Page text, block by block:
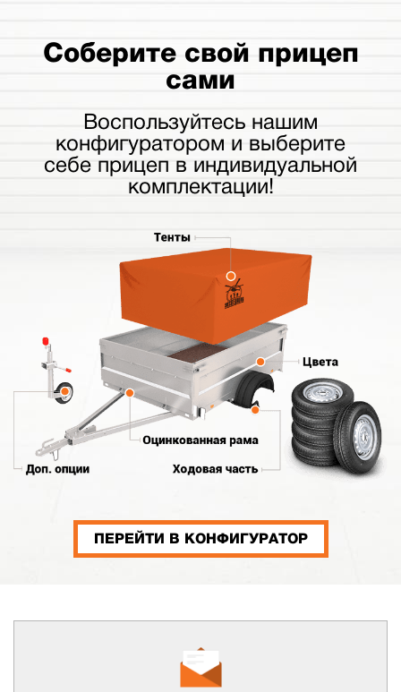
Соберите свой прицеп
сами
Воспользуйтесь нашим
конфигуратором и выберите
себе прицеп в индивидуальной
комплектации!
ПЕРЕЙТИ В КОНФИГУРАТОР